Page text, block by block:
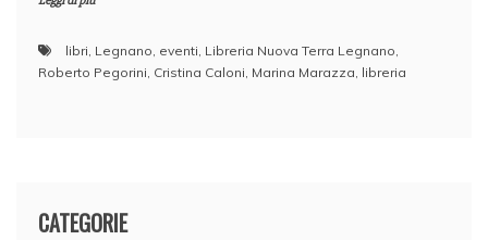
libri Legnano eventi Libreria Nuova Terra Legnano
Roberto Pegorini Cristina Caloni Marina Marazza libreria
CATEGORIE